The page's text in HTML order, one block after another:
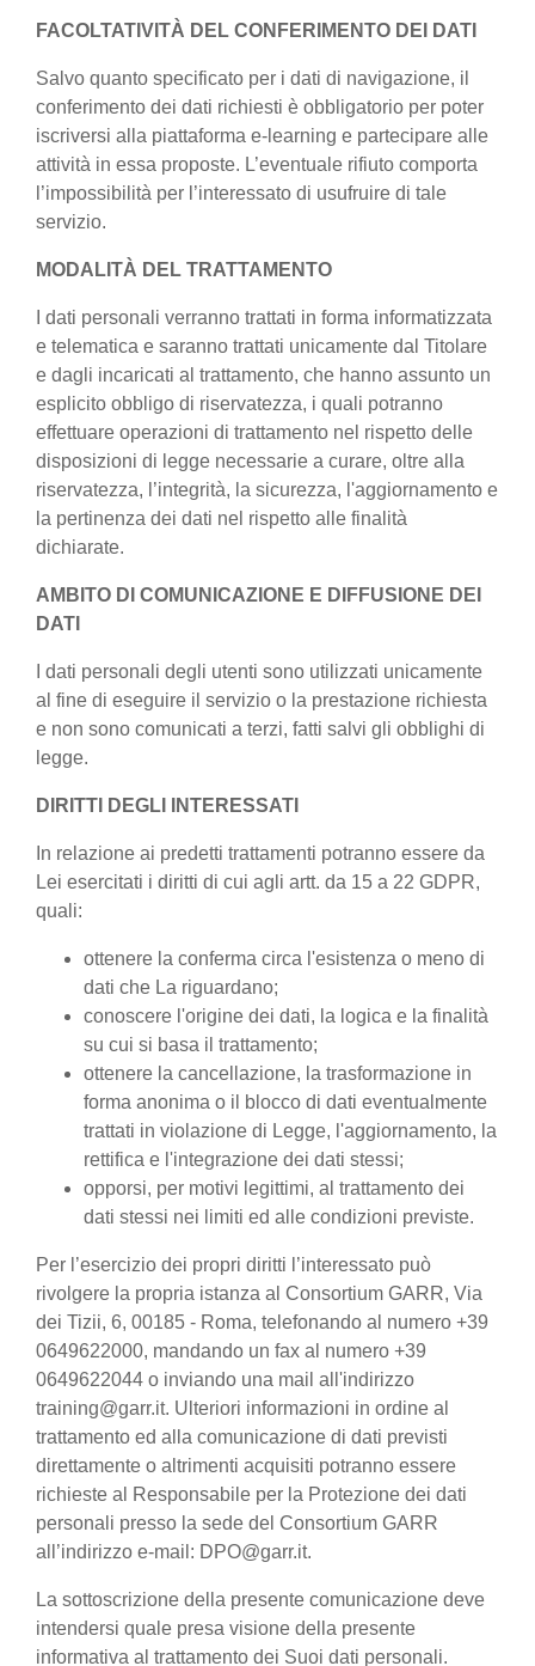
FACOLTATIVITÀ DEL CONFERIMENTO DEI DATI
Salvo quanto specificato per i dati di navigazione, il
conferimento dei dati richiesti è obbligatorio per poter
iscriversi alla piattaforma e-learning e partecipare alle
attività in essa proposte. L’eventuale rifiuto comporta
l’impossibilità per l’interessato di usufruire di tale
servizio.
MODALITÀ DEL TRATTAMENTO
I dati personali verranno trattati in forma informatizzata
e telematica e saranno trattati unicamente dal Titolare
e dagli incaricati al trattamento, che hanno assunto un
esplicito obbligo di riservatezza, i quali potranno
effettuare operazioni di trattamento nel rispetto delle
disposizioni di legge necessarie a curare, oltre alla
riservatezza, l’integrità, la sicurezza, l'aggiornamento e
la pertinenza dei dati nel rispetto alle finalità
dichiarate.
AMBITO DI COMUNICAZIONE E DIFFUSIONE DEI
DATI
I dati personali degli utenti sono utilizzati unicamente
al fine di eseguire il servizio o la prestazione richiesta
e non sono comunicati a terzi, fatti salvi gli obblighi di
legge.
DIRITTI DEGLI INTERESSATI
In relazione ai predetti trattamenti potranno essere da
Lei esercitati i diritti di cui agli artt. da 15 a 22 GDPR,
quali:
ottenere la conferma circa l'esistenza o meno di
dati che La riguardano;
conoscere l'origine dei dati, la logica e la finalità
su cui si basa il trattamento;
ottenere la cancellazione, la trasformazione in
forma anonima o il blocco di dati eventualmente
trattati in violazione di Legge, l'aggiornamento, la
rettifica e l'integrazione dei dati stessi;
opporsi, per motivi legittimi, al trattamento dei
dati stessi nei limiti ed alle condizioni previste.
Per l’esercizio dei propri diritti l’interessato può
rivolgere la propria istanza al Consortium GARR, Via
dei Tizii, 6, 00185 - Roma, telefonando al numero +39
0649622000, mandando un fax al numero +39
0649622044 o inviando una mail all'indirizzo
training@garr.it. Ulteriori informazioni in ordine al
trattamento ed alla comunicazione di dati previsti
direttamente o altrimenti acquisiti potranno essere
richieste al Responsabile per la Protezione dei dati
personali presso la sede del Consortium GARR
all’indirizzo e-mail: DPO@garr.it.
La sottoscrizione della presente comunicazione deve
intendersi quale presa visione della presente
informativa al trattamento dei Suoi dati personali.